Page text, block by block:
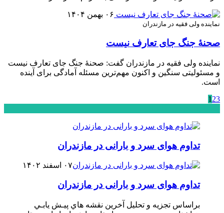
۰۶ بهمن ۱۴۰۴
نماینده ولی فقیه در مازندران
صحنۀ جنگ جای تعارف نیست
نماینده ولی فقیه در مازندران گفت: صحنۀ جنگ جای تعارف نیست
و مسئولیتی سنگین و اکنون مهم‌ترین مسئله آمادگی برای آینده
است.
1 23
تداوم هوای سرد و بارانی در مازندران
۰۷ اسفند ۱۴۰۲
تداوم هوای سرد و بارانی در مازندران
براساس تجزیه و تحلیل آخرین نقشه هاي پيـش يابـي